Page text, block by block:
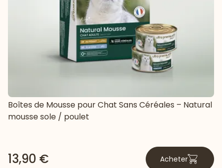
Boîtes de Mousse pour Chat Sans Céréales – Natural
mousse sole / poulet
13,90 € Acheter